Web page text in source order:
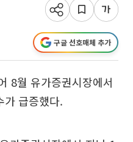
구글 선호매체 추가
8월 유가증권시장에서
가 급증했다.